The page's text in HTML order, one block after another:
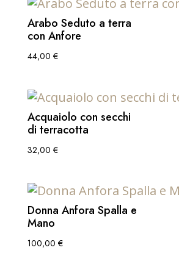
Arabo Seduto a terra
con Anfore
44,00 €
Acquaiolo con secchi
di terracotta
32,00 €
Donna Anfora Spalla e
Mano
100,00 €